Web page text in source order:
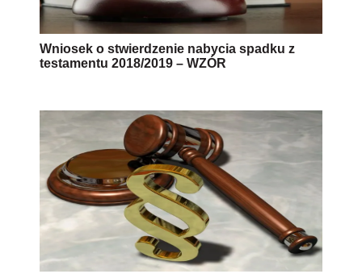
Wniosek o stwierdzenie nabycia spadku z
testamentu 2018/2019 – WZÓR